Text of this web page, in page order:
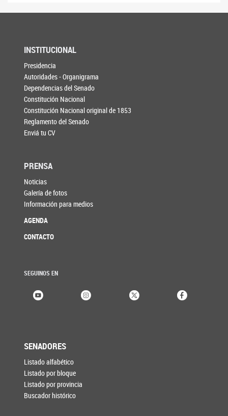
INSTITUCIONAL
Presidencia
Autoridades - Organigrama
Dependencias del Senado
Constitución Nacional
Constitución Nacional original de 1853
Reglamento del Senado
Enviá tu CV
PRENSA
Noticias
Galería de fotos
Información para medios
AGENDA
CONTACTO
SEGUINOS EN
SENADORES
Listado alfabético
Listado por bloque
Listado por provincia
Buscador histórico